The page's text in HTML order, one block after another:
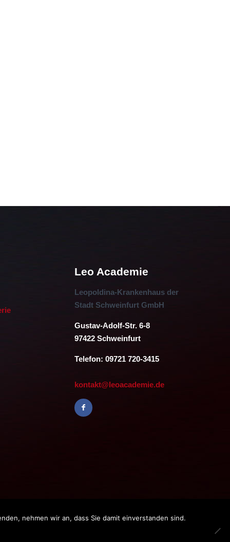
Leo Academie
Leopoldina-Krankenhaus der
Stadt Schweinfurt GmbH
Gustav-Adolf-Str. 6-8
97422 Schweinfurt
Telefon: 09721 720-3415
kontakt@leoacademie.de
nehmen wir an, dass Sie damit einverstanden sind.